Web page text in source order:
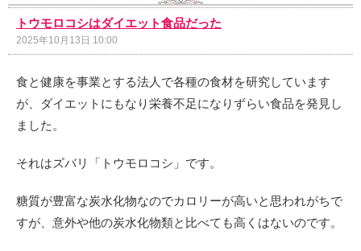
トウモロコシはダイエット食品だった
2025年10月13日 10:00
食と健康を事業とする法人で各種の食材を研究しています
が、ダイエットにもなり栄養不足になりずらい食品を発見し
ました。
それはズバリ「トウモロコシ」です。
糖質が豊富な炭水化物なのでカロリーが高いと思われがちで
すが、意外や他の炭水化物類と比べても高くはないのです。